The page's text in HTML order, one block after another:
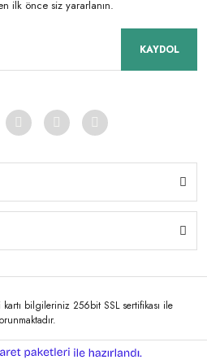
ilk önce siz yararlanın.
KAYDOL
kartı bilgileriniz 256bit SSL sertifikası ile
e-